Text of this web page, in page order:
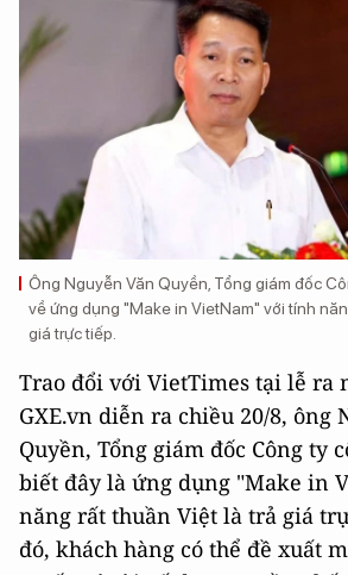
Ông Nguyễn Văn Quyền, Tổng giám đốc
về ứng dụng "Make in VietNam" với tính
giá trực tiếp.
Trao đổi với VietTimes tại lễ ra
GXE.vn diễn ra chiều 20/8, ông
Quyền, Tổng giám đốc Công ty
biết đây là ứng dụng "Make in
năng rất thuần Việt là trả giá
đó, khách hàng có thể đề xuất